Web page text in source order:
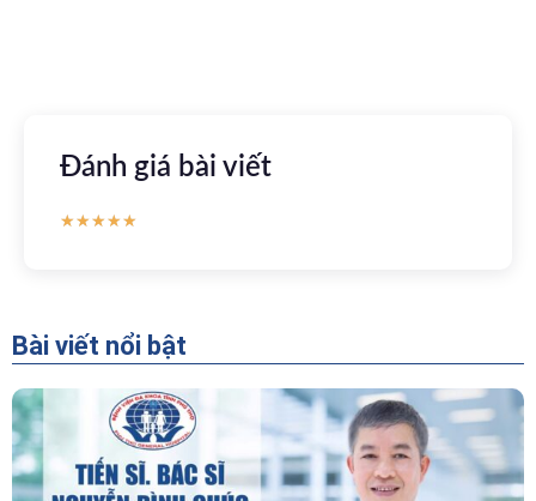
Đánh giá bài viết
★★★★★
Bài viết nổi bật
“Người Dẫn Đường” Của Khoa Thăm Dò Chức